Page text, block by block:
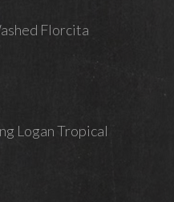
Florcita
Logan Tropical